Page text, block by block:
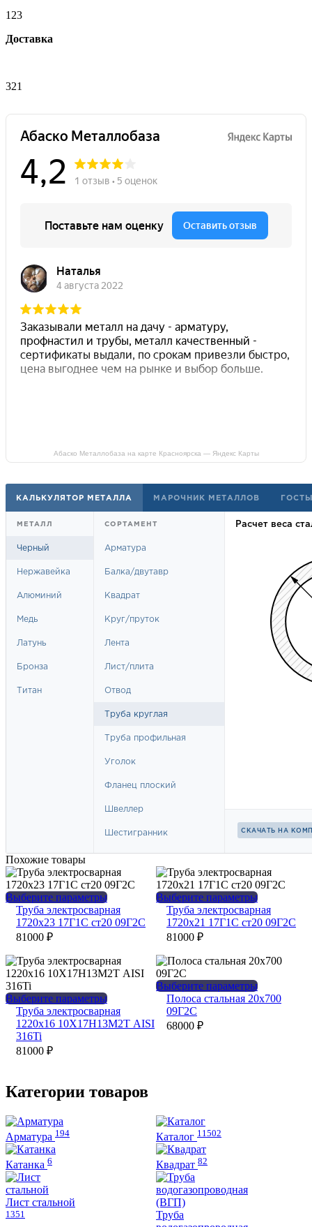
123
Доставка
321
Абаско Металлобаза на карте Красноярска — Яндекс Карты
Похожие товары
Выберите параметрыЭтот
товар
имеет
Опции
можно
на
странице
товара.
Труба электросварная
1720х23 17Г1С ст20 09Г2С
81000 ₽
Выберите параметрыЭтот
товар
имеет
Опции
выбрать
на
Труба электросварная
1720х21 17Г1С ст20 09Г2С
81000 ₽
Выберите параметрыЭтот
товар
имеет
на
Труба электросварная
1220х16 10Х17Н13М2Т AISI
316Ti
81000 ₽
Выберите параметрыЭтот
товар
Полоса стальная 20х700
09Г2С
68000 ₽
Категории товаров
Арматура 194 Каталог 11502
Катанка 6 Квадрат 82
Лист стальной
1351
Труба